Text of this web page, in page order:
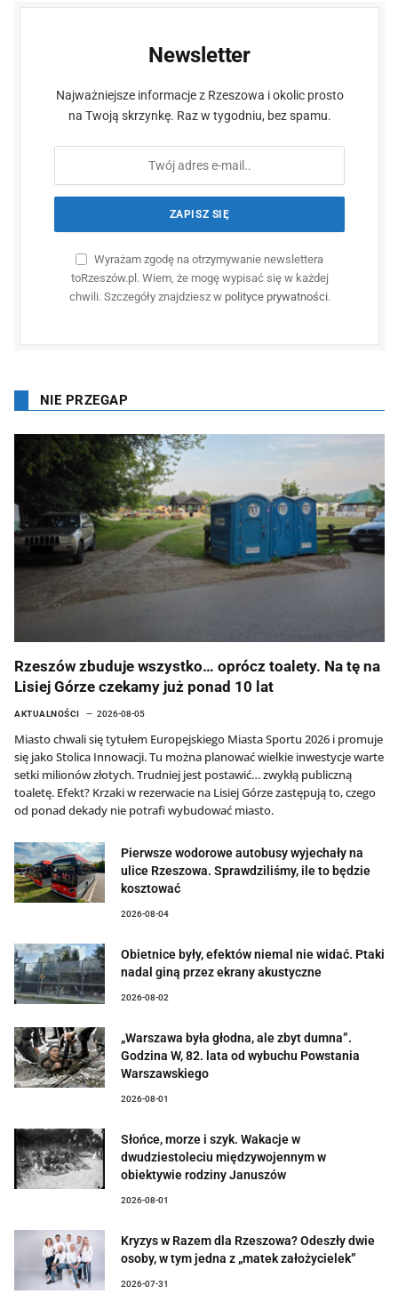
Newsletter
Najważniejsze informacje z Rzeszowa i okolic prosto
na Twoją skrzynkę. Raz w tygodniu, bez spamu.
Wyrażam zgodę na otrzymywanie newslettera
toRzeszów.pl. Wiem, że mogę wypisać się w każdej
chwili. Szczegóły znajdziesz w polityce prywatności.
NIE PRZEGAP
Rzeszów zbuduje wszystko… oprócz toalety. Na tę na
Lisiej Górze czekamy już ponad 10 lat
AKTUALNOŚCI 2026-08-05
Miasto chwali się tytułem Europejskiego Miasta Sportu 2026 i promuje
się jako Stolica Innowacji. Tu można planować wielkie inwestycje warte
setki milionów złotych. Trudniej jest postawić… zwykłą publiczną
toaletę. Efekt? Krzaki w rezerwacie na Lisiej Górze zastępują to, czego
od ponad dekady nie potrafi wybudować miasto.
Pierwsze wodorowe autobusy wyjechały na
ulice Rzeszowa. Sprawdziliśmy, ile to będzie
kosztować
2026-08-04
Obietnice były, efektów niemal nie widać. Ptaki
nadal giną przez ekrany akustyczne
2026-08-02
„Warszawa była głodna, ale zbyt dumna”.
Godzina W, 82. lata od wybuchu Powstania
Warszawskiego
2026-08-01
Słońce, morze i szyk. Wakacje w
dwudziestoleciu międzywojennym w
obiektywie rodziny Januszów
2026-08-01
Kryzys w Razem dla Rzeszowa? Odeszły dwie
osoby, w tym jedna z „matek założycielek”
2026-07-31